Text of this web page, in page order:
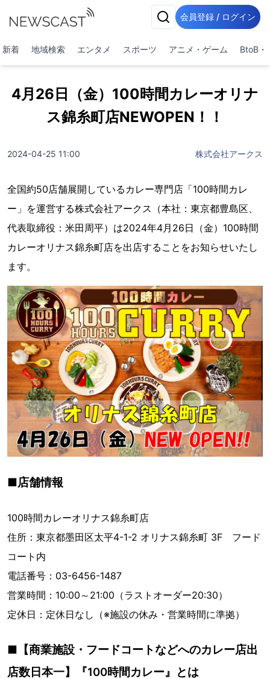
会員登録 / ログイン
新着 地域検索 エンタメ スポーツ アニメ・ゲーム BtoB・
4月26日（金）100時間カレーオリナ
ス錦糸町店NEWOPEN！！
2024-04-25 11:00 株式会社アークス
全国約50店舗展開しているカレー専門店「100時間カレ
ー」を運営する株式会社アークス（本社：東京都豊島区、
代表取締役：米田周平）は2024年4月26日（金）100時間
カレーオリナス錦糸町店を出店することをお知らせいたし
ます。
■店舗情報
100時間カレーオリナス錦糸町店
住所：東京都墨田区太平4-1-2 オリナス錦糸町 3F フード
コート内
電話番号：03-6456-1487
営業時間：10:00～21:00（ラストオーダー20:30）
定休日：定休日なし（※施設の休み・営業時間に準拠）
■【商業施設・フードコートなどへのカレー店出
店数日本一】『100時間カレー』とは